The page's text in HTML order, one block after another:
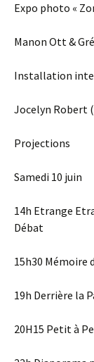
Expo photo «
Manon Ott &
Installation
Jocelyn Robert
Projections
Samedi 10 juin
14h Etrange
Débat
15h30 Mémoire
19h Derrière la
20H15 Petit à